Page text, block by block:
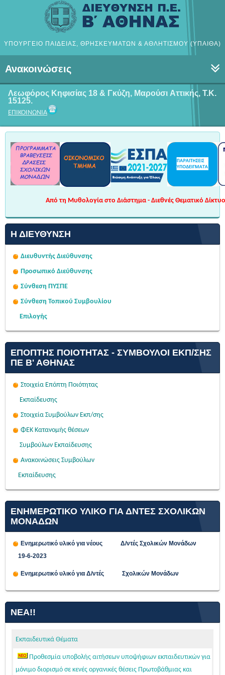
ΥΠΟΥΡΓΕΙΟ ΠΑΙΔΕΙΑΣ, ΘΡΗΣΚΕΥΜΑΤΩΝ & ΑΘΛΗΤΙΣΜΟΥ (ΥΠΑΙΘΑ)
Ανακοινώσεις
Λεωφόρος Κηφισίας 18 & Γκύζη, Μαρούσι Αττικής, Τ.Κ.
15125.
ΕΠΙΚΟΙΝΩΝΙΑ
Από τη Μυθολογία στο Διάστημα - Διεθνές Θεματικό
Η ΔΙΕΎΘΥΝΣΗ
Διευθυντής Διεύθυνσης
Προσωπικό Διεύθυνσης
Σύνθεση ΠΥΣΠΕ
Σύνθεση Τοπικού Συμβουλίου
Επιλογής
ΕΠΌΠΤΗΣ ΠΟΙΌΤΗΤΑΣ - ΣΎΜΒΟΥΛΟΙ ΕΚΠ/ΣΗΣ
ΠΕ Β' ΑΘΉΝΑΣ
Στοιχεία Επόπτη Ποιότητας
Εκπαίδευσης
Στοιχεία Συμβούλων Εκπ/σης
ΦΕΚ Κατανομής θέσεων
Συμβούλων Εκπαίδευσης
Ανακοινώσεις Συμβούλων
Εκπαίδευσης
ΕΝΗΜΕΡΩΤΙΚΟ ΥΛΙΚΟ ΓΙΑ ΔΝΤΕΣ ΣΧΟΛΙΚΩΝ
ΜΟΝΑΔΩΝ
Ενημερωτικό υλικό για νέους Δ/ντές Σχολικών Μονάδων
19-6-2023
Ενημερωτικό υλικό για Δ/ντές Σχολικών Μονάδων
ΝΈΑ!!
Εκπαιδευτικά Θέματα
Προθεσμία υποβολής αιτήσεων υποψήφιων εκπαιδευτικών για
μόνιμο διορισμό σε κενές οργανικές θέσεις Πρωτοβάθμιας και